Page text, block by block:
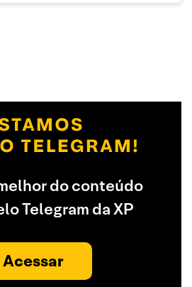
do conteúdo
Telegram da XP
Acessar